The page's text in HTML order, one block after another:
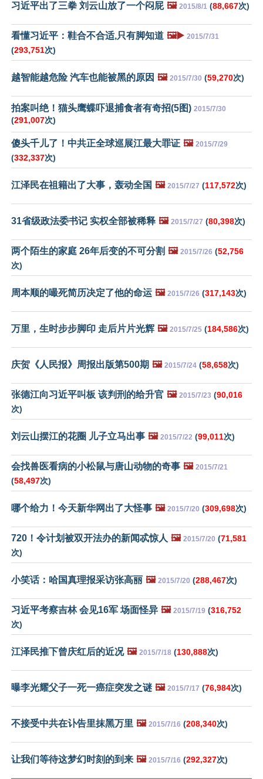
习近平出了三拳 刘云山放了一个闷屁 🖼️ 2015/8/1 (88,667次)
看懂习近平：鞋合不合适,只有脚知道 🖼️▶️ 2015/7/31
(293,751次)
越智能越危险 汽车也能被黑的原因 🖼️ 2015/7/30 (59,270次)
拍案叫绝！猫头鹰蝶吓退捕食者有奇招(5图) 2015/7/30
(291,007次)
傻头千儿了！中共正全球巡展江最大罪证 🖼️ 2015/7/29
(332,337次)
江泽民在祖籍出了大事，轰动全国 🖼️ 2015/7/27 (117,572次)
31省级政法委书记 实权全部被稀释 🖼️ 2015/7/27 (80,398次)
两个陌生的家庭 26年后变的不可分割 🖼️ 2015/7/26 (52,756
次)
周本顺的嘬死简历决定了他的命运 🖼️ 2015/7/26 (317,143次)
万里，生时步步脚印 走后片片光辉 🖼️ 2015/7/25 (184,586次)
庆贺《人民报》周报出版第500期 🖼️ 2015/7/24 (58,658次)
张德江向习近平叫板 该判刑的给升官 🖼️ 2015/7/23 (90,016
次)
刘云山摆江的花圈 儿子立马出事 🖼️ 2015/7/22 (99,011次)
会找兽医看病的小松鼠与唐山动物的奇事 🖼️ 2015/7/21
(58,497次)
哪个给力！今天新华网出了大怪事 🖼️ 2015/7/20 (309,698次)
720！令计划被双开法办的新闻忒惊人 🖼️ 2015/7/20 (71,581
次)
小笑话：哈国真理报采访张高丽 🖼️ 2015/7/20 (288,467次)
习近平考察吉林 会见16军 场面怪异 🖼️ 2015/7/19 (316,752
次)
江泽民推下曾庆红后的近况 🖼️ 2015/7/18 (130,888次)
曝李光耀父子一死一癌症突发之谜 🖼️ 2015/7/17 (76,984次)
不接受中共在讣告里抹黑万里 🖼️ 2015/7/16 (208,340次)
让我们等待这梦幻时刻的到来 🖼️ 2015/7/16 (292,327次)